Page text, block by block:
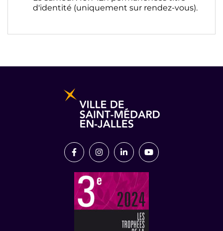
d'identité (uniquement sur rendez-vous).
Lien vers le compte Facebook
Lien vers le compte Instagram
Lien vers le compte
Lien vers la